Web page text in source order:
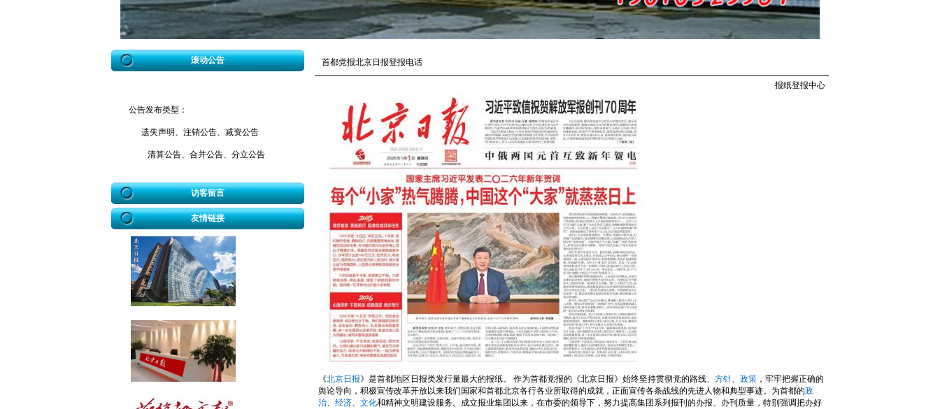
滚动公告
公告发布类型：
遗失声明、注销公告、减资公告
清算公告、合并公告、分立公告
迁坟公告、法院公告、送达公告
开业公告、破产公告、协查公告
冒用声明、致歉公告、招标公告
企业迁址公告、房屋权属转移公告
股权转让公告、解除合同公告等
公告发布热线：010-61429368
访客留言
友情链接
首都党报北京日报登报电话
报纸登报中心
《北京日报》是首都地区日报类发行量最大的报纸。 作为首都党报的《北京日报》始终坚持贯彻党的路线、 方针、 政策 ，牢牢把握正确的
舆论导向，积极宣传改革开放以来我们国家和首都北京各行各业所取得的成就，正面宣传各条战线的先进人物和典型事迹。为首都的政
治、 经济、 文化和精神文明建设服务。成立报业集团以来，在市委的领导下，努力提高集团系列报刊的办报、办刊质量，特别强调把办好